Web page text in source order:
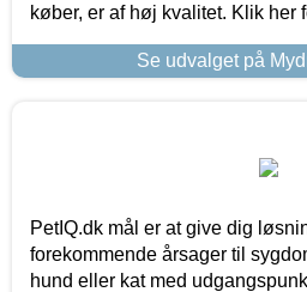
køber, er af høj kvalitet. Klik her
Se udvalget på
PetIQ.dk mål er at give dig
forekommende årsager til
hund eller kat med